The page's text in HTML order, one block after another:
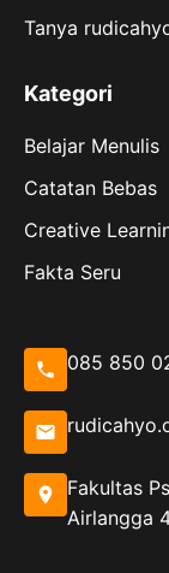
Tanya
Kategori
Belajar Menulis
Catatan Bebas
Creative
Fakta Seru
085 850
Fakultas
Airlangga